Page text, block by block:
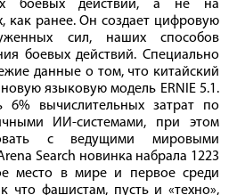
боевых действий, а не на
как ранее. Он создает цифровую
сил, наших способов
боевых действий. Специально
данные о том, что китайский
языковую модель ERNIE 5.1.
6% вычислительных затрат по
ИИ-системами, при этом
с ведущими мировыми
Search новинка набрала 1223
место в мире и первое среди
что фашистам, пусть и «техно»,